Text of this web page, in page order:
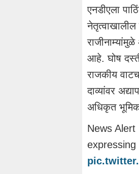
एनडीएला
नेतृत्वाखालील
आहे. घोष
राजकीय
दाव्यांवर
अधिकृत
News